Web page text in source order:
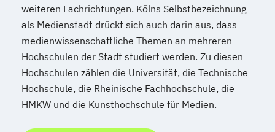
weiteren Fachrichtungen. Kölns Selbstbezeichnung
als Medienstadt drückt sich auch darin aus, dass
medienwissenschaftliche Themen an mehreren
Hochschulen der Stadt studiert werden. Zu diesen
Hochschulen zählen die Universität, die Technische
Hochschule, die Rheinische Fachhochschule, die
HMKW und die Kunsthochschule für Medien.